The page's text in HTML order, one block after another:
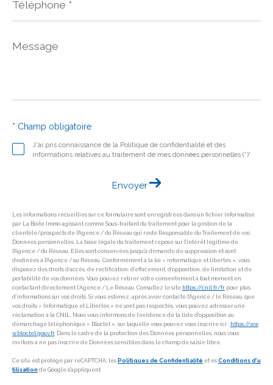
*
Message
*
J'ai pris connaissance de la Politique de confidentialité et des
informations relatives au traitement de mes données personnelles (*)*
* Champ obligatoire
Envoyer
Les informations recueillies sur ce formulaire sont enregistrées dans un fichier informatisé
par La Boite Immo agissant comme Sous-traitant du traitement pour la gestion de la
clientèle/prospects de l'Agence / du Réseau qui reste Responsable du Traitement de vos
Données personnelles. La base légale du traitement repose sur l'intérêt légitime de
l'Agence / du Réseau. Elles sont conservées jusqu'à demande de suppression et sont
destinées à l'Agence / au Réseau. Conformément à la loi « informatique et libertés », vous
disposez des droits d’accès, de rectification, d’effacement, d’opposition, de limitation et de
portabilité de vos données. Vous pouvez retirer votre consentement à tout moment en
contactant directement l’Agence / Le Réseau. Consultez le site https://cnil.fr/fr pour plus
d’informations sur vos droits. Si vous estimez, après avoir contacté l'Agence / le Réseau, que
vos droits « Informatique et Libertés » ne sont pas respectés, vous pouvez adresser une
réclamation à la CNIL. Nous vous informons de l’existence de la liste d'opposition au
démarchage téléphonique « Bloctel », sur laquelle vous pouvez vous inscrire ici : https://ww
w.bloctel.gouv.fr. Dans le cadre de la protection des Données personnelles, nous vous
invitons à ne pas inscrire de Données sensibles dans le champ de saisie libre.
Ce site est protégé par reCAPTCHA, les Politiques de Confidentialité et es Conditions d'u
tilisation de Google s'appliquent.